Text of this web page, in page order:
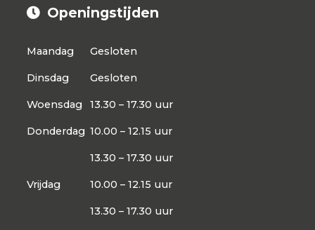
Openingstijden
Maandag Gesloten
Dinsdag Gesloten
Woensdag 13.30 – 17.30 uur
Donderdag 10.00 – 12.15 uur
13.30 – 17.30 uur
Vrijdag 10.00 – 12.15 uur
13.30 – 17.30 uur